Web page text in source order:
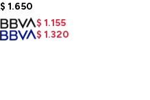
$ 1.650
$ 1.155
$ 1.320